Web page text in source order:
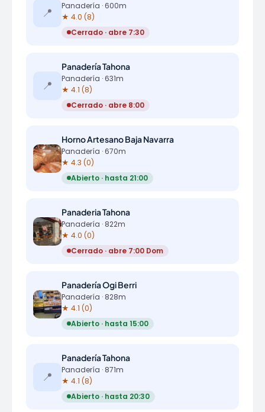
📍
Panadería · 600m
★ 4.0 (8)
Cerrado · abre 7:30
📍
Panadería Tahona
Panadería · 631m
★ 4.1 (8)
Cerrado · abre 8:00
Horno Artesano Baja Navarra
Panadería · 670m
★ 4.3 (0)
Abierto · hasta 21:00
Panaderia Tahona
Panadería · 822m
★ 4.0 (0)
Cerrado · abre 7:00 Dom
Panadería Ogi Berri
Panadería · 828m
★ 4.1 (0)
Abierto · hasta 15:00
📍
Panadería Tahona
Panadería · 871m
★ 4.1 (8)
Abierto · hasta 20:30